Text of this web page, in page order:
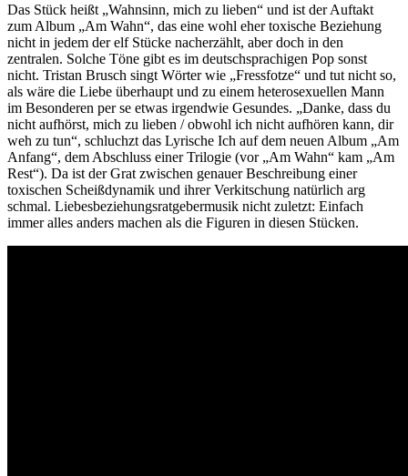
Das Stück heißt „Wahnsinn, mich zu lieben“ und ist der Auftakt
zum Album „Am Wahn“, das eine wohl eher toxische Beziehung
nicht in jedem der elf Stücke nacherzählt, aber doch in den
zentralen. Solche Töne gibt es im deutschsprachigen Pop sonst
nicht. Tristan Brusch singt Wörter wie „Fressfotze“ und tut nicht so,
als wäre die Liebe überhaupt und zu einem heterosexuellen Mann
im Besonderen per se etwas irgendwie Gesundes. „Danke, dass du
nicht aufhörst, mich zu lieben / obwohl ich nicht aufhören kann, dir
weh zu tun“, schluchzt das Lyrische Ich auf dem neuen Album „Am
Anfang“, dem Abschluss einer Trilogie (vor „Am Wahn“ kam „Am
Rest“). Da ist der Grat zwischen genauer Beschreibung einer
toxischen Scheißdynamik und ihrer Verkitschung natürlich arg
schmal. Liebesbeziehungsratgebermusik nicht zuletzt: Einfach
immer alles anders machen als die Figuren in diesen Stücken.